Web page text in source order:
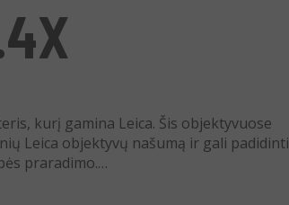
kurį gamina Leica. Šis objektyvuose
Leica objektyvų našumą ir gali padidinti
praradimo.